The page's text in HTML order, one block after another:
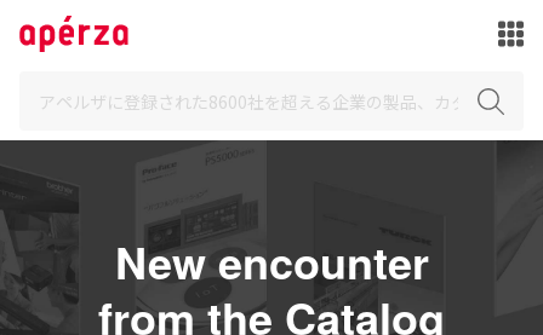
New encounter
from the Catalog